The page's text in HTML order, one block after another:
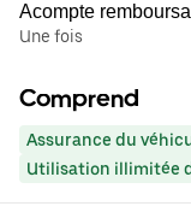
Acompte
Une fois
Comprend
Assurance du
Utilisation illimitée